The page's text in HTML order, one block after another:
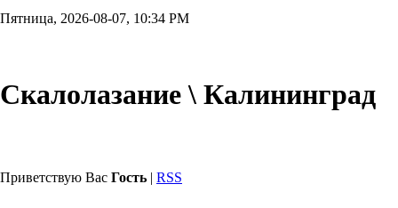
Пятница, 2026-08-07, 10:34 PM
Скалолазание \ Калининград
Приветствую Вас Гость | RSS